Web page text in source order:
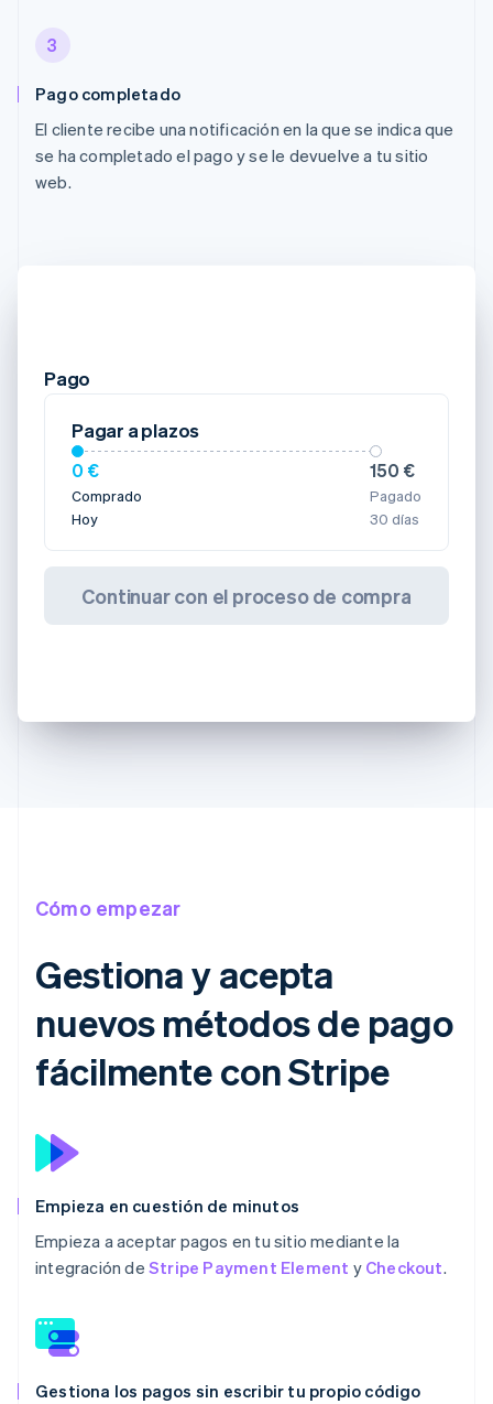
3
Pago completado
El cliente recibe una notificación en la que se indica que
se ha completado el pago y se le devuelve a tu sitio
web.
Pago
Pagar a plazos
0 €
Comprado
Hoy
150 €
Pagado
30 días
Continuar con el proceso de compra
Cómo empezar
Gestiona y acepta
nuevos métodos de pago
fácilmente con Stripe
Empieza en cuestión de minutos
Empieza a aceptar pagos en tu sitio mediante la
integración de Stripe Payment Element y Checkout.
Gestiona los pagos sin escribir tu propio código